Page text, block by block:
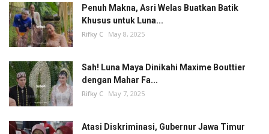
Penuh Makna, Asri Welas Buatkan Batik
Khusus untuk Luna...
Rifky C May 8, 2025
Sah! Luna Maya Dinikahi Maxime Bouttier
dengan Mahar Fa...
Rifky C May 7, 2025
Atasi Diskriminasi, Gubernur Jawa Timur